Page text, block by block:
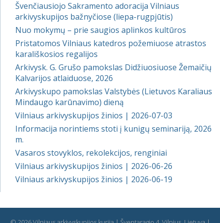
Švenčiausiojo Sakramento adoracija Vilniaus
arkivyskupijos bažnyčiose (liepa-rugpjūtis)
Nuo mokymų – prie saugios aplinkos kultūros
Pristatomos Vilniaus katedros požemiuose atrastos
karališkosios regalijos
Arkivysk. G. Grušo pamokslas Didžiuosiuose Žemaičių
Kalvarijos atlaiduose, 2026
Arkivyskupo pamokslas Valstybės (Lietuvos Karaliaus
Mindaugo karūnavimo) dieną
Vilniaus arkivyskupijos žinios | 2026-07-03
Informacija norintiems stoti į kunigų seminariją, 2026
m.
Vasaros stovyklos, rekolekcijos, renginiai
Vilniaus arkivyskupijos žinios | 2026-06-26
Vilniaus arkivyskupijos žinios | 2026-06-19